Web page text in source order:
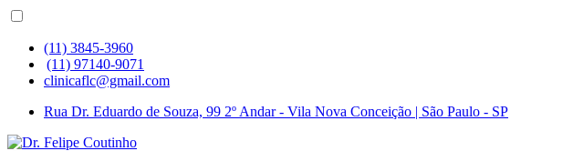
(11) 3845-3960
(11) 97140-9071
clinicaflc@gmail.com
Rua Dr. Eduardo de Souza, 99 2º Andar - Vila Nova Conceição | São Paulo - SP